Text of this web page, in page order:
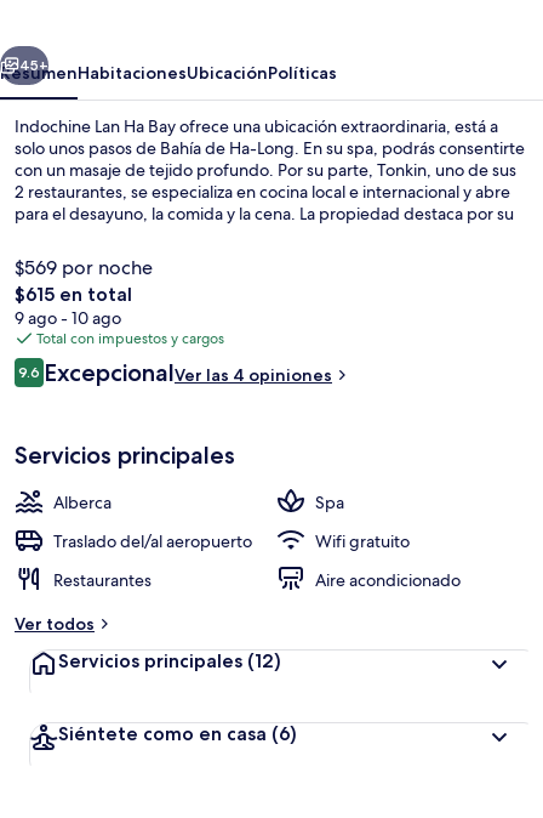
Siguiente
45+
ResumenHabitacionesUbicaciónPolíticas
Indochine Lan Ha Bay ofrece una ubicación extraordinaria, está a
solo unos pasos de Bahía de Ha-Long. En su spa, podrás consentirte
con un masaje de tejido profundo. Por su parte, Tonkin, uno de sus
2 restaurantes, se especializa en cocina local e internacional y abre
para el desayuno, la comida y la cena. La propiedad destaca por su
horas.
$569 por noche
El
precio
total
es
de
$615 en total
9 ago - 10 ago
Total con impuestos y cargos
Opiniones
9.69.6 de 10,
ExcepcionalVer las 4 opiniones
Servicios principales
Alberca
Spa
Traslado del/al aeropuerto
Wifi gratuito
Restaurantes
Aire acondicionado
Ver todos
Servicios principales (12)
Siéntete como en casa (6)